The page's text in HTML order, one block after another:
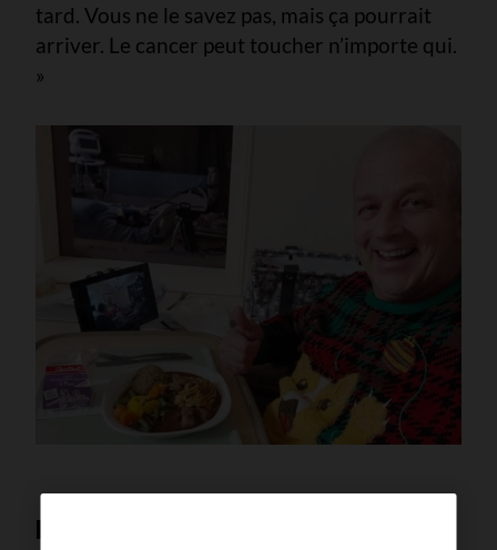
tard. Vous ne le savez pas, mais ça pourrait
arriver. Le cancer peut toucher n’importe qui.
»
Faites fleurir l’espoir